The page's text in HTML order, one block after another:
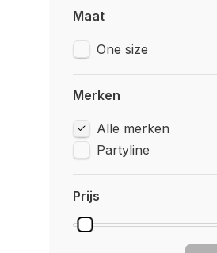
Maat
One size
Merken
Alle merken
Partyline
Prijs